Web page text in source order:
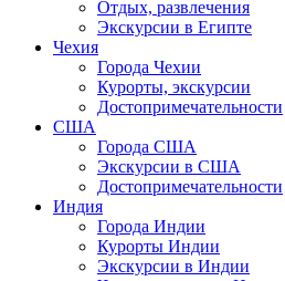
Отдых, развлечения
Экскурсии в Египте
Чехия
Города Чехии
Курорты, экскурсии
Достопримечательности
США
Города США
Экскурсии в США
Достопримечательности
Индия
Города Индии
Курорты Индии
Экскурсии в Индии